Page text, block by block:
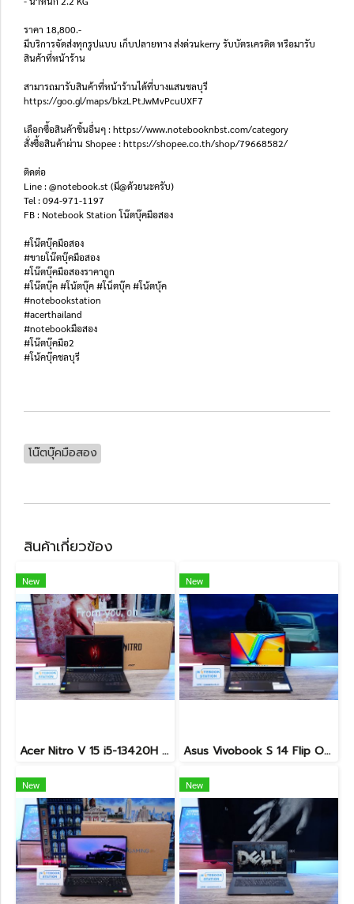
ราคา 18,800.-
มีบริการจัดส่งทุกรูปแบบ เก็บปลายทาง ส่งด่วนkerry รับบัตรเครดิต หรือมารับ
สินค้าที่หน้าร้าน
สามารถมารับสินค้าที่หน้าร้านได้ที่บางแสนชลบุรี
https://goo.gl/maps/bkzLPtJwMvPcuUXF7
เลือกซื้อสินค้าชิ้นอื่นๆ : https://www.notebooknbst.com/category
สั่งซื้อสินค้าผ่าน Shopee : https://shopee.co.th/shop/79668582/
ติดต่อ
Line : @notebook.st (มี@ด้วยนะครับ)
Tel : 094-971-1197
FB : Notebook Station โน๊ตบุ๊คมือสอง
#โน๊ตบุ๊คมือสอง
#ขายโน๊ตบุ๊คมือสอง
#โน๊ตบุ๊คมือสองราคาถูก
#โน๊ตบุ๊ค #โน้ตบุ๊ค #โน็ตบุ๊ค #โน้ตบุ้ค
#notebookstation
#acerthailand
#notebookมือสอง
#โน๊ตบุ๊คมือ2
#โน้คบุ๊คชลบุรี
โน๊ตบุ๊คมือสอง
สินค้าเกี่ยวข้อง
New
Acer Nitro V 15 i5-13420H Ram16 RTX2050(4GB) SSD512GB จอ15.6นิ้ว FHD 144Hz เกมมิ่งรุ่นใหม่ ดีไซน์ฝาหลังสุดเท่ มีประกันศูนย์2027 เครื่องพร้อมใช้งาน ราคาสุดคุ้มเพียง 17,990.-
New
Asus Vivobook S 14 Flip OLED ทัชกรีนหมุนจอ360องศา Ryzen7-7730U Ram24 SSD512GB จอ14 2.8K OLED 90Hz จอภาพสวยคมชัดมาก ดีไซน์สวยทันสมัย ราคา 18,990.-
New New